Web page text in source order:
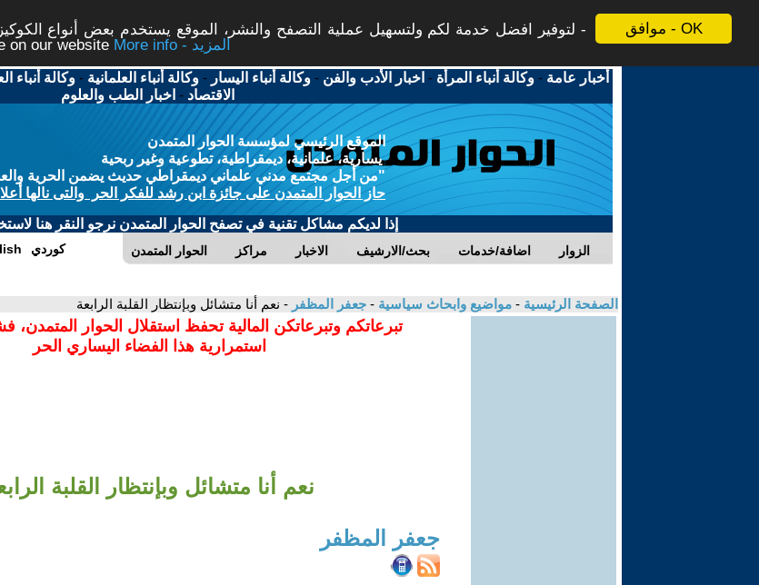
موافق - OK
لتوفير افضل خدمة لكم ولتسهيل عملية التصفح والنشر، الموقع يستخدم بعض أنواع
on our website
More info - المزيد
أخبار عامة -وكالة أنباء المرأة - اخبار الأدب والفن -وكالة أنباء اليسار -وكالة أنباء العلمانية -وكالة أنباء
الاقتصاد - اخبار الطب والعلوم
الموقع الرئيسي لمؤسسة الحوار المتمدن
يسارية، علمانية، ديمقراطية، تطوعية وغير ربحية
"من أجل مجتمع مدني علماني ديمقراطي حديث يضمن الحرية
حاز الحوار المتمدن على جائزة ابن رشد للفكر الحر والتى نالها
إذا لديكم مشاكل تقنية في تصفح الحوار المتمدن نرجو النقر هنا
الحوار المتمدن مراكز الاخبار بحث/الارشيف اضافة/خدمات الزوار كوردي
الصفحة الرئيسية - مواضيع وابحاث سياسية - جعفر المظفر - نعم أنا متشائل وبإنتظار القلبة الرابعة
تبرعاتكم وتبرعاتكن المالية تحفظ استقلال الحوار المتمدن،
استمرارية هذا الفضاء اليساري الحر
نعم أنا متشائل وبإنتظار القلبة
جعفر المظفر